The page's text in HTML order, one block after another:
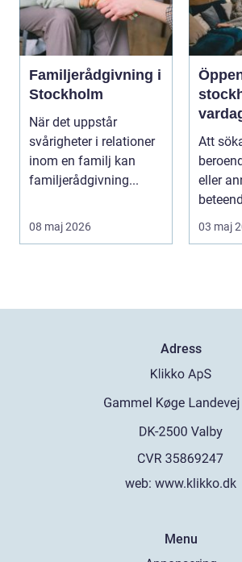
Familjerådgivning i
Stockholm
När det uppstår
svårigheter i relationer
inom en familj kan
familjerådgivning...
08 maj 2026
av
Att
eller
ett stort
03 maj
Adress
web: www.klikko.dk
Menu